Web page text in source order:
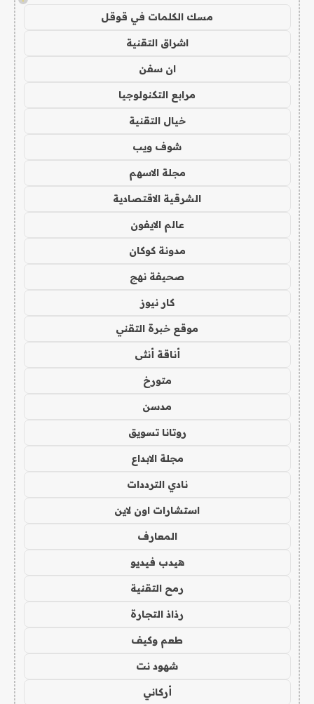
مسك الكلمات في قوقل
اشراق التقنية
ان سفن
مرابع التكنولوجيا
خيال التقنية
شوف ويب
مجلة الاسهم
الشرقية الاقتصادية
عالم الايفون
مدونة كوكان
صحيفة نهج
كار نيوز
موقع خبرة التقني
أناقة أنثى
متورخ
مدسن
روتانا تسويق
مجلة الابداع
نادي الترددات
استشارات اون لاين
المعارف
هيدب فيديو
رمح التقنية
رذاذ التجارة
طعم وكيف
شهود نت
أركاني